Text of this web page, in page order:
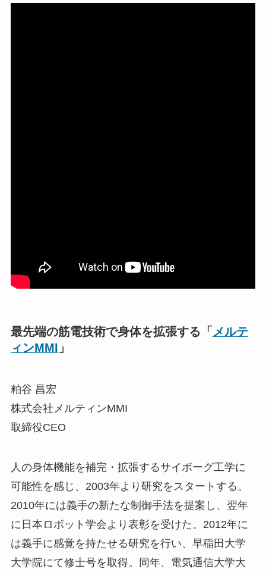
最先端の筋電技術で身体を拡張する「 メルテ
ィンMMI 」
粕谷 昌宏
株式会社メルティンMMI
取締役CEO
人の身体機能を補完・拡張するサイボーグ工学に
可能性を感じ、2003年より研究をスタートする。
2010年には義手の新たな制御手法を提案し、翌年
に日本ロボット学会より表彰を受けた。2012年に
は義手に感覚を持たせる研究を行い、早稲田大学
大学院にて修士号を取得。同年、電気通信大学大